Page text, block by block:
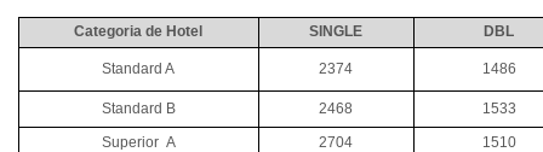
Categoria de Hotel SINGLE DBL
Standard A 2374 1486
Standard B 2468
1533
Superior A
2704 1510